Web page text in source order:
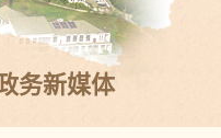
务新媒体